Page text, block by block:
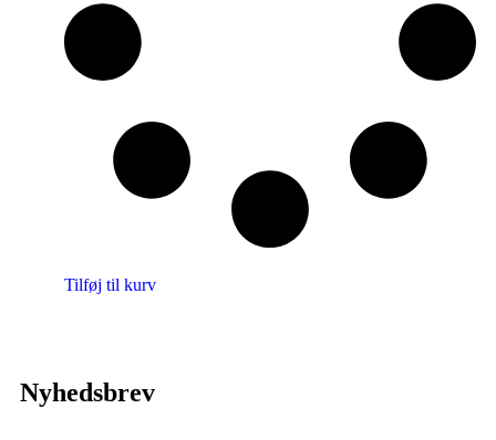
Tilføj til kurv
Nyhedsbrev